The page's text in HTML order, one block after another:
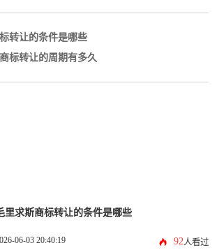
转让的条件是哪些
标转让的周期有多久
里求斯商标转让的条件是哪些
06-03 20:40:19 92人看过